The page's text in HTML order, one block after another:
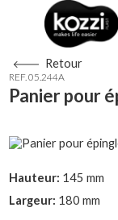
Retour
REF. 05.244A
Panier pour
Hauteur: 145 mm
Largeur: 180 mm